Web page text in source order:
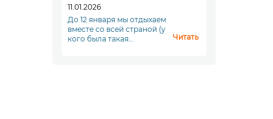
11.01.2026
До 12 января мы отдыхаем
вместе со всей страной (у
кого была такая
Читать